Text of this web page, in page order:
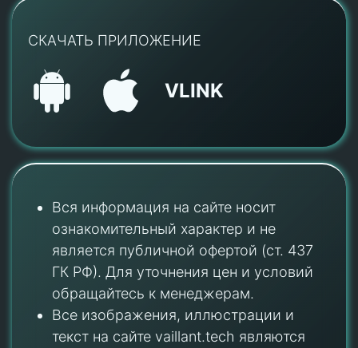
СКАЧАТЬ ПРИЛОЖЕНИЕ
VLINK
Вся информация на сайте носит
ознакомительный характер и не
является публичной офертой (ст. 437
ГК РФ). Для уточнения цен и условий
обращайтесь к менеджерам.
Все изображения, иллюстрации и
текст на сайте vaillant.tech являются